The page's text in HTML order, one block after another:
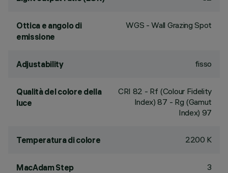
Ottica e angolo di
emissione
WGS - Wall Grazing Spot
Adjustability fisso
Qualità del colore della
luce
CRI 82 - Rf (Colour Fidelity
Index) 87 - Rg (Gamut
Index) 97
Temperatura di colore 2200 K
MacAdam Step 3